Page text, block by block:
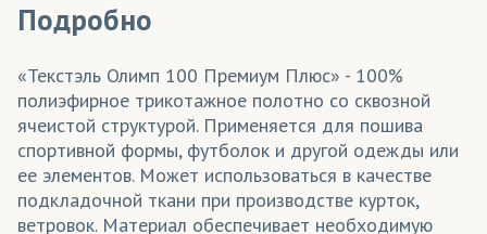
Подробно
«Текстэль Олимп 100 Премиум Плюс» - 100%
полиэфирное трикотажное полотно со сквозной
ячеистой структурой. Применяется для пошива
спортивной формы, футболок и другой одежды или
ее элементов. Может использоваться в качестве
подкладочной ткани при производстве курток,
ветровок. Материал обеспечивает необходимую